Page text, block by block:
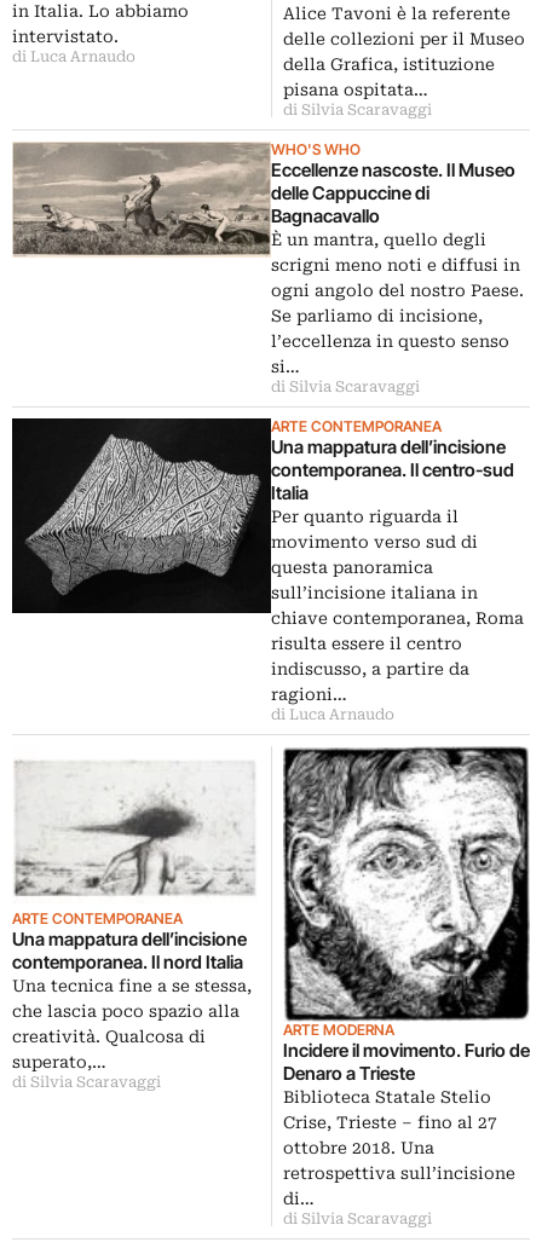
in Italia. Lo abbiamo
intervistato.
di Luca Arnaudo
Alice Tavoni è la referente
delle collezioni per il Museo
della Grafica, istituzione
pisana ospitata…
di Silvia Scaravaggi
WHO'S WHO
Eccellenze nascoste. Il Museo
delle Cappuccine di
Bagnacavallo
È un mantra, quello degli
scrigni meno noti e diffusi in
ogni angolo del nostro Paese.
Se parliamo di incisione,
l’eccellenza in questo senso
si…
di Silvia Scaravaggi
ARTE CONTEMPORANEA
Una mappatura dell’incisione
contemporanea. Il centro-sud
Italia
Per quanto riguarda il
movimento verso sud di
questa panoramica
sull’incisione italiana in
chiave contemporanea, Roma
risulta essere il centro
indiscusso, a partire da
ragioni…
di Luca Arnaudo
ARTE CONTEMPORANEA
Una mappatura dell’incisione
contemporanea. Il nord Italia
Una tecnica fine a se stessa,
che lascia poco spazio alla
creatività. Qualcosa di
superato,…
di Silvia Scaravaggi
ARTE MODERNA
Incidere il movimento. Furio de
Denaro a Trieste
Biblioteca Statale Stelio
Crise, Trieste ‒ fino al 27
ottobre 2018. Una
retrospettiva sull’incisione
di…
di Silvia Scaravaggi